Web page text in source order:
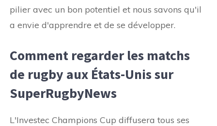
pilier avec un bon potentiel et nous savons qu'il
a envie d'apprendre et de se développer.
Comment regarder les matchs
de rugby aux États-Unis sur
SuperRugbyNews
L'Investec Champions Cup diffusera tous ses